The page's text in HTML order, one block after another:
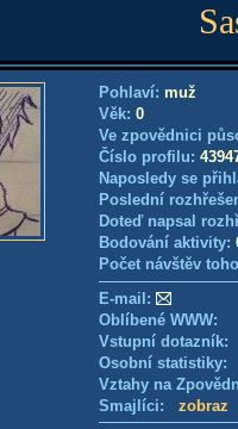
Pohlaví: muž
Věk: 0
Ve zpovědnici
Číslo profilu:
Naposledy se
Poslední
Doteď napsal
Bodování aktivity:
Počet návštěv
E-mail:
Oblíbené WWW:
Vstupní
Osobní
Vztahy na
Smajlíci: zobraz